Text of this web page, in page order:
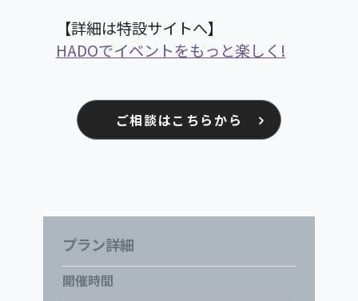
【詳細は特設サイトへ】
HADOでイベントをもっと楽しく!
ご相談はこちらから
プラン詳細
開催時間